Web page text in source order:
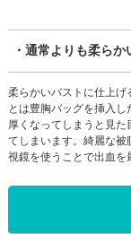
・通常よりも柔らか
柔らかいバストに仕上
とは豊胸バッグを挿入
厚くなってしまうと見
てしまいます。綺麗な
視鏡を使うことで出血を